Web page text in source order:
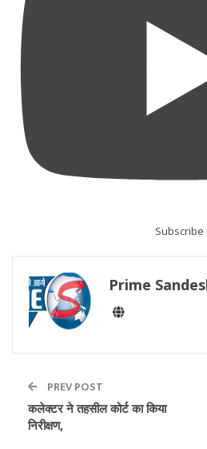
Subscribe
Prime
PREV POST
कलेक्टर ने तहसील कोर्ट का किया
निरीक्षण,